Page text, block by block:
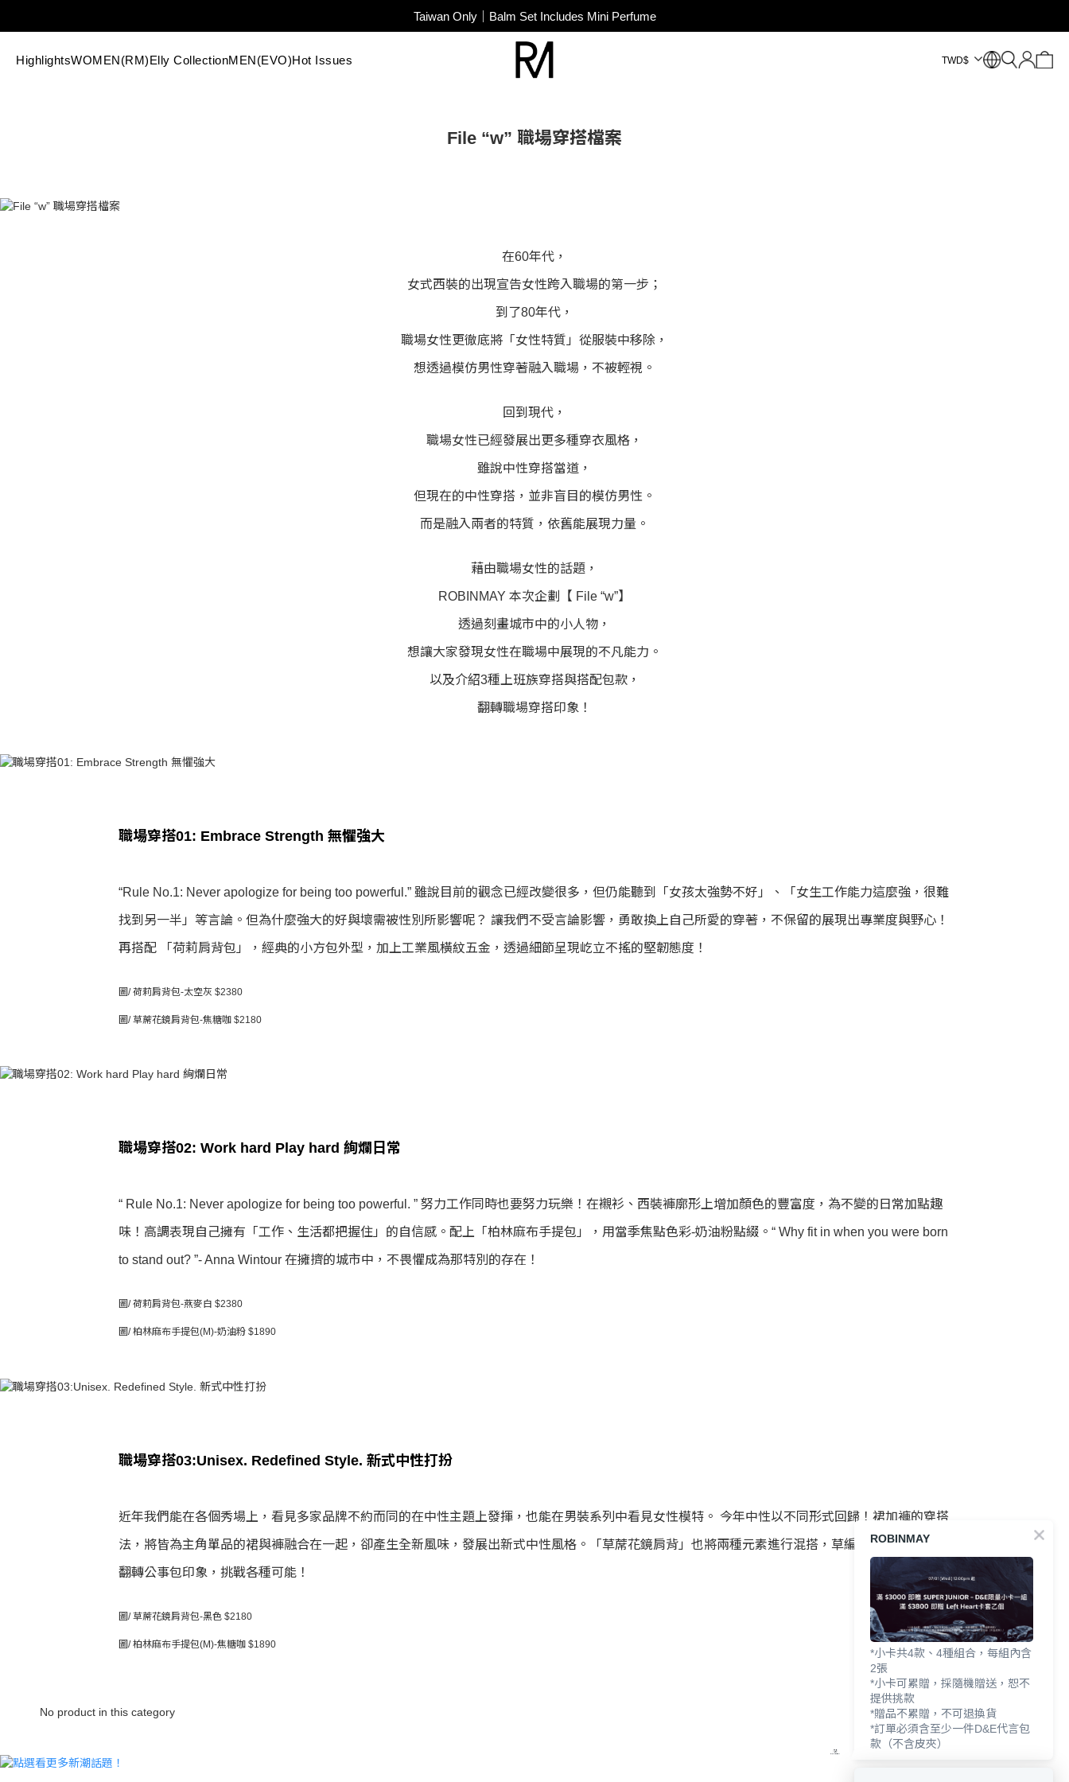
SUPER JUNIOR-D&E New Endorsement
Taiwan Only｜Balm Set Includes Mini Perfume
SUPER JUNIOR-D&E New Endorsement
HighlightsWOMEN(RM)Elly CollectionMEN(EVO)Hot Issues $
TWD
File “w” 職場穿搭檔案
在60年代，
女式西裝的出現宣告女性跨入職場的第一步；
到了80年代，
職場女性更徹底將「女性特質」從服裝中移除，
想透過模仿男性穿著融入職場，不被輕視。
回到現代，
職場女性已經發展出更多種穿衣風格，
雖說中性穿搭當道，
但現在的中性穿搭，並非盲目的模仿男性。
而是融入兩者的特質，依舊能展現力量。
藉由職場女性的話題，
ROBINMAY 本次企劃【 File “w”】
透過刻畫城市中的小人物，
想讓大家發現女性在職場中展現的不凡能力。
以及介紹3種上班族穿搭與搭配包款，
翻轉職場穿搭印象！
職場穿搭01: Embrace Strength 無懼強大
“Rule No.1: Never apologize for being too powerful.” 雖說目前的觀念已經改變很多，但仍能聽到「女孩太強勢不好」、「女生工作能力這麼強，很難
找到另一半」等言論。但為什麼強大的好與壞需被性別所影響呢？ 讓我們不受言論影響，勇敢換上自己所愛的穿著，不保留的展現出專業度與野心！
再搭配 「荷莉肩背包」，經典的小方包外型，加上工業風橫紋五金，透過細節呈現屹立不搖的堅韌態度！
圖/ 荷莉肩背包-太空灰 $2380
圖/ 草蓆花鏡肩背包-焦糖咖 $2180
職場穿搭02: Work hard Play hard 絢爛日常
“ Rule No.1: Never apologize for being too powerful. ” 努力工作同時也要努力玩樂！在襯衫、西裝褲廓形上增加顏色的豐富度，為不變的日常加點趣
味！高調表現自己擁有「工作、生活都把握住」的自信感。配上「柏林麻布手提包」，用當季焦點色彩-奶油粉點綴。“ Why fit in when you were born
to stand out? ”- Anna Wintour 在擁擠的城市中，不畏懼成為那特別的存在！
圖/ 荷莉肩背包-燕麥白 $2380
圖/ 柏林麻布手提包(M)-奶油粉 $1890
職場穿搭03:Unisex. Redefined Style. 新式中性打扮
近年我們能在各個秀場上，看見多家品牌不約而同的在中性主題上發揮，也能在男裝系列中看見女性模特。 今年中性以不同形式回歸！裙加褲的穿搭
法，將皆為主角單品的裙與褲融合在一起，卻產生全新風味，發展出新式中性風格。「草蓆花鏡肩背」也將兩種元素進行混搭，草編拼接皮革，大膽
翻轉公事包印象，挑戰各種可能！
圖/ 草蓆花鏡肩背包-黑色 $2180
圖/ 柏林麻布手提包(M)-焦糖咖 $1890
No product in this category
ROBINMAY
*小卡共4款、4種組合，每組內含
2張
*小卡可累贈，採隨機贈送，恕不
提供挑款
*贈品不累贈，不可退換貨
*訂單必須含至少一件D&E代言包
款（不含皮夾）